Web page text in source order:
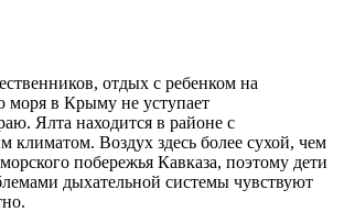
отдых с ребенком на
моря в Крыму не уступает
Ялта находится в районе с
климатом. Воздух здесь более сухой, чем
побережья Кавказа, поэтому дети
дыхательной системы чувствуют